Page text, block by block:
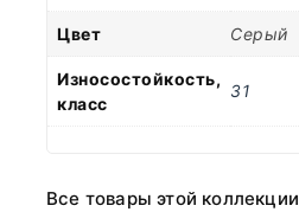
Цвет Серый
Износостойкость,
класс
31
Все товары этой коллекции